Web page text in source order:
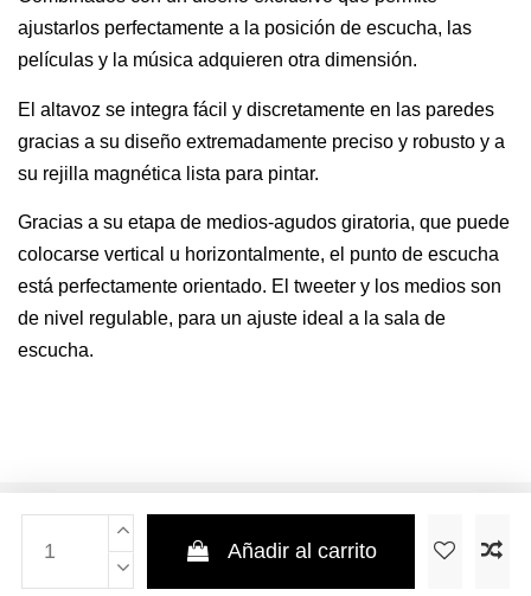
Añadir al carrito
ajustarlos perfectamente a la posición de escucha, las
películas y la música adquieren otra dimensión.
El altavoz se integra fácil y discretamente en las paredes
gracias a su diseño extremadamente preciso y robusto y a
su rejilla magnética lista para pintar.
Gracias a su etapa de medios-agudos giratoria, que puede
colocarse vertical u horizontalmente, el punto de escucha
está perfectamente orientado. El tweeter y los medios son
de nivel regulable, para un ajuste ideal a la sala de
escucha.